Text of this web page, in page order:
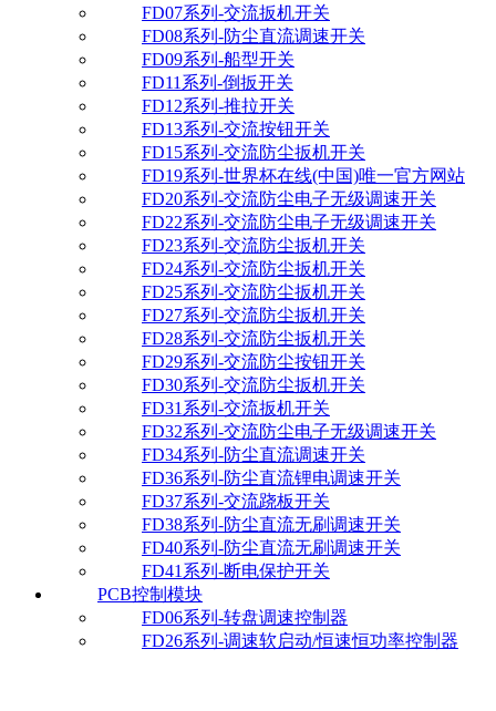
FD07系列-交流扳机开关
FD08系列-防尘直流调速开关
FD09系列-船型开关
FD11系列-倒扳开关
FD12系列-推拉开关
FD13系列-交流按钮开关
FD15系列-交流防尘扳机开关
FD19系列-世界杯在线(中国)唯一官方网站
FD20系列-交流防尘电子无级调速开关
FD22系列-交流防尘电子无级调速开关
FD23系列-交流防尘扳机开关
FD24系列-交流防尘扳机开关
FD25系列-交流防尘扳机开关
FD27系列-交流防尘扳机开关
FD28系列-交流防尘扳机开关
FD29系列-交流防尘按钮开关
FD30系列-交流防尘扳机开关
FD31系列-交流扳机开关
FD32系列-交流防尘电子无级调速开关
FD34系列-防尘直流调速开关
FD36系列-防尘直流锂电调速开关
FD37系列-交流跷板开关
FD38系列-防尘直流无刷调速开关
FD40系列-防尘直流无刷调速开关
FD41系列-断电保护开关
PCB控制模块
FD06系列-转盘调速控制器
FD26系列-调速软启动/恒速恒功率控制器